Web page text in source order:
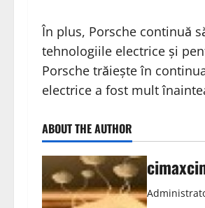
În plus, Porsche continuă
tehnologiile electrice și
Porsche trăiește în
electrice a fost mult
ABOUT THE AUTHOR